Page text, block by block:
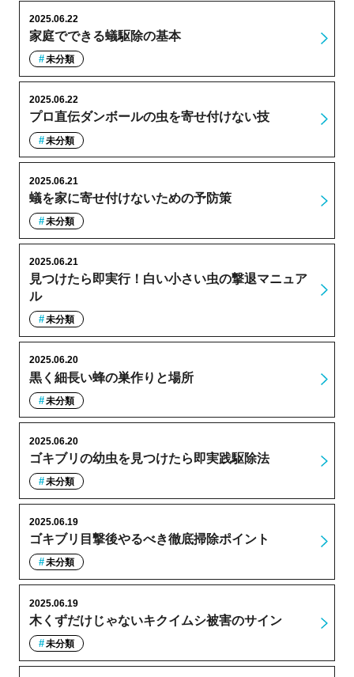
家庭でできる蟻駆除の基本
2025.06.22
未分類
プロ直伝ダンボールの虫を寄せ付けない技
2025.06.22
未分類
蟻を家に寄せ付けないための予防策
2025.06.21
未分類
見つけたら即実行！白い小さい虫の撃退マニュア
ル
2025.06.21
未分類
黒く細長い蜂の巣作りと場所
2025.06.20
未分類
ゴキブリの幼虫を見つけたら即実践駆除法
2025.06.20
未分類
ゴキブリ目撃後やるべき徹底掃除ポイント
2025.06.19
未分類
木くずだけじゃないキクイムシ被害のサイン
2025.06.19
未分類